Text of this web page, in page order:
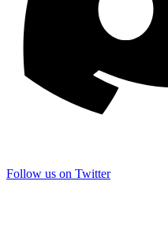
Follow us on Twitter